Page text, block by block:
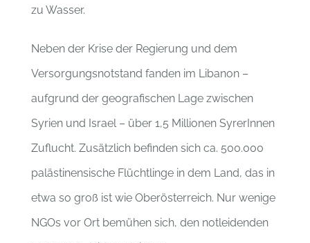
zu Wasser.
Neben der Krise der Regierung und dem
Versorgungsnotstand fanden im Libanon –
aufgrund der geografischen Lage zwischen
Syrien und Israel – über 1,5 Millionen SyrerInnen
Zuflucht. Zusätzlich befinden sich ca. 500.000
palästinensische Flüchtlinge in dem Land, das in
etwa so groß ist wie Oberösterreich. Nur wenige
NGOs vor Ort bemühen sich, den notleidenden